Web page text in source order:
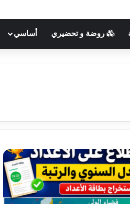
روضة و تحضيري أساسي